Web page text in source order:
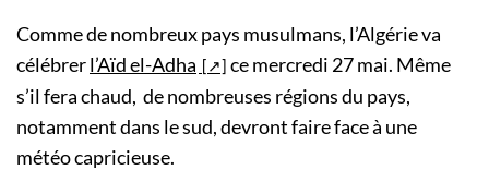
Comme de nombreux pays musulmans, l’Algérie va
célébrerl’Aïd el-Adha
ce mercredi 27 mai. Même
s’il fera chaud, de nombreuses régions du pays,
notamment dans le sud, devront faire face à une
météo capricieuse.